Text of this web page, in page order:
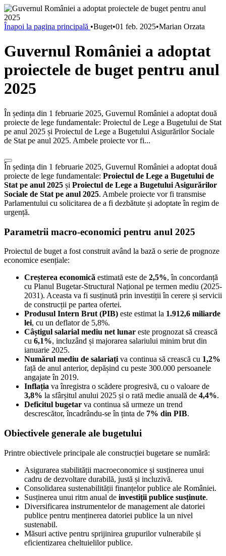
Înapoi la pagina principală •Buget•01 feb. 2025•Marian Orzata
Guvernul României a adoptat
proiectele de buget pentru anul
2025
În ședința din 1 februarie 2025, Guvernul României a adoptat două
proiecte de lege fundamentale: Proiectul de Lege a Bugetului de Stat
pe anul 2025 și Proiectul de Lege a Bugetului Asigurărilor Sociale
de Stat pe anul 2025. Ambele proiecte vor fi...
În ședința din 1 februarie 2025, Guvernul României a adoptat două
proiecte de lege fundamentale: Proiectul de Lege a Bugetului de
Stat pe anul 2025 și Proiectul de Lege a Bugetului Asigurărilor
Sociale de Stat pe anul 2025. Ambele proiecte vor fi transmise
Parlamentului cu solicitarea de a fi dezbătute și adoptate în regim de
urgență.
Parametrii macro-economici pentru anul 2025
Proiectul de buget a fost construit având la bază o serie de prognoze
economice esențiale:
Creșterea economică estimată este de 2,5%, în concordanță
cu Planul Bugetar-Structural Național pe termen mediu (2025-
2031). Aceasta va fi susținută prin investiții în cerere și servicii
de construcții pe partea ofertei.
Produsul Intern Brut (PIB) este estimat la 1.912,6 miliarde
lei, cu un deflator de 5,8%.
Câștigul salarial mediu net lunar este prognozat să crească
cu 6,1%, incluzând și majorarea salariului minim brut din
ianuarie 2025.
Numărul mediu de salariați va continua să crească cu 1,2%
față de anul anterior, depășind cu peste 300.000 persoanele
angajate în 2019.
Inflația va înregistra o scădere progresivă, cu o valoare de
3,8% la sfârșitul anului 2025 și o rată medie anuală de 4,4%.
Deficitul bugetar va continua să urmeze un trend
descrescător, încadrându-se în ținta de 7% din PIB.
Obiectivele generale ale bugetului
Printre obiectivele principale ale construcției bugetare se numără:
Asigurarea stabilității macroeconomice și susținerea unui
cadru de dezvoltare durabilă, justă și incluzivă.
Consolidarea sustenabilității finanțelor publice ale României.
Susținerea unui ritm anual de investiții publice susținute.
Diversificarea instrumentelor de management ale datoriei
publice pentru menținerea datoriei publice la un nivel
sustenabil.
Măsuri active pentru sprijinirea grupurilor vulnerabile și
eficientizarea cheltuielilor publice.